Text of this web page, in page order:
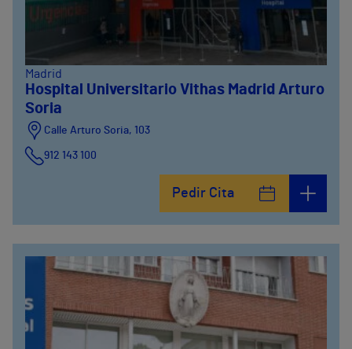
Madrid
Hospital Universitario Vithas Madrid Arturo
Soria
Calle Arturo Soria, 103
912 143 100
912 143 100
Pedir Cita